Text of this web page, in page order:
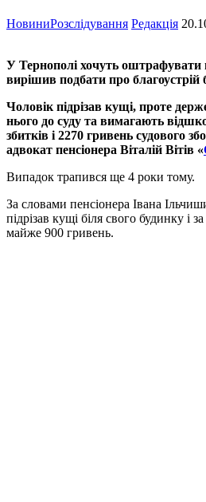
НовиниРозслідування Редакція
У Тернополі хочуть оштрафувати
вирішив подбати про благоустрій
Чоловік підрізав кущі, проте
нього до суду та вимагають
збитків і 2270 гривень судового
адвокат пенсіонера Віталій Вітів «
Випадок трапився ще 4 роки тому.
За словами пенсіонера Івана
підрізав кущі біля свого будинку і
майже 900 гривень.